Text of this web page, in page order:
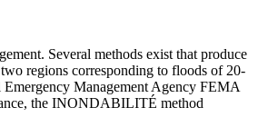
Several methods exist that produce
regions corresponding to floods of 20-
Management Agency FEMA
the INONDABILITÉ method